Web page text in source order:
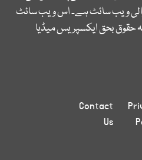
ویب سائٹ ہے۔ اس ویب سائٹ
حقوق بحق ایکسپریس میڈیا
Contact
Us